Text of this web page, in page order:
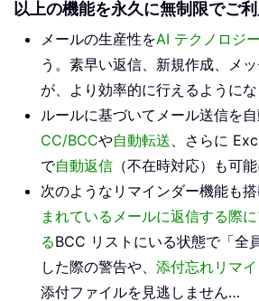
以上の機能を永久に無制限でご利
メールの生産性をAI テクノロジ
う。素早い返信、新規作成、メ
が、より効率的に行えるようにな
ルールに基づいてメール送信を自
CC/BCCや自動転送、さらに
で自動返信 （不在時対応）も可
次のようなリマインダー機能も搭
まれているメールに返信する際
るBCC リストにいる状態で「全
した際の警告や、 添付忘れリマ
添付ファイルを見逃しません…